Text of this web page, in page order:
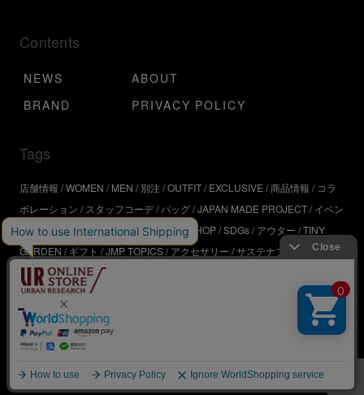
BRAND
Contents
NEWS
ABOUT
BRAND
PRIVACY POLICY
Tags
店舗情報 WOMEN MEN 別注 OUTFIT EXCLUSIVE 商品情報
コラ
ボレーション
スタッフコーデ バッグ JAPAN MADE PROJECT イベン
ト アウトドア インタビュー WORKSHOP SDGs アウター TINY
GARDEN
ギフト JMP TOPICS アクセサリー サステナブル
UR
SDGs
ジュエリー
ア URBS
© URBAN RESEARCH Co.,Ltd.All rights Reserved